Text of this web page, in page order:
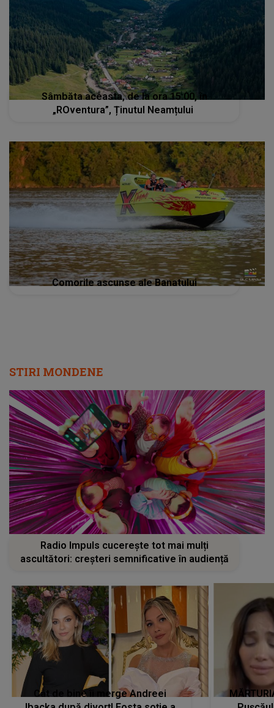
Sâmbăta aceasta, de la ora 15:00, în
Comorile ascunse ale Banatului
STIRI MONDENE
Radio Impuls cucerește tot mai mulți
ascultători: creșteri semnificative în audiență
Cât de bine îi merge Andreei